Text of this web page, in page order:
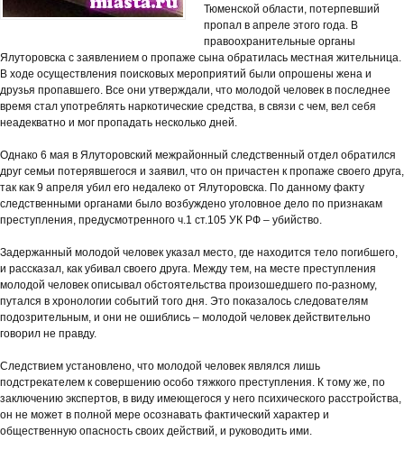
Тюменской области, потерпевший
пропал в апреле этого года. В
правоохранительные органы
Ялуторовска с заявлением о пропаже сына обратилась местная жительница.
В ходе осуществления поисковых мероприятий были опрошены жена и
друзья пропавшего. Все они утверждали, что молодой человек в последнее
время стал употреблять наркотические средства, в связи с чем, вел себя
неадекватно и мог пропадать несколько дней.
Однако 6 мая в Ялуторовский межрайонный следственный отдел обратился
друг семьи потерявшегося и заявил, что он причастен к пропаже своего друга,
так как 9 апреля убил его недалеко от Ялуторовска. По данному факту
следственными органами было возбуждено уголовное дело по признакам
преступления, предусмотренного ч.1 ст.105 УК РФ – убийство.
Задержанный молодой человек указал место, где находится тело погибшего,
и рассказал, как убивал своего друга. Между тем, на месте преступления
молодой человек описывал обстоятельства произошедшего по-разному,
путался в хронологии событий того дня. Это показалось следователям
подозрительным, и они не ошиблись – молодой человек действительно
говорил не правду.
Следствием установлено, что молодой человек являлся лишь
подстрекателем к совершению особо тяжкого преступления. К тому же, по
заключению экспертов, в виду имеющегося у него психического расстройства,
он не может в полной мере осознавать фактический характер и
общественную опасность своих действий, и руководить ими.